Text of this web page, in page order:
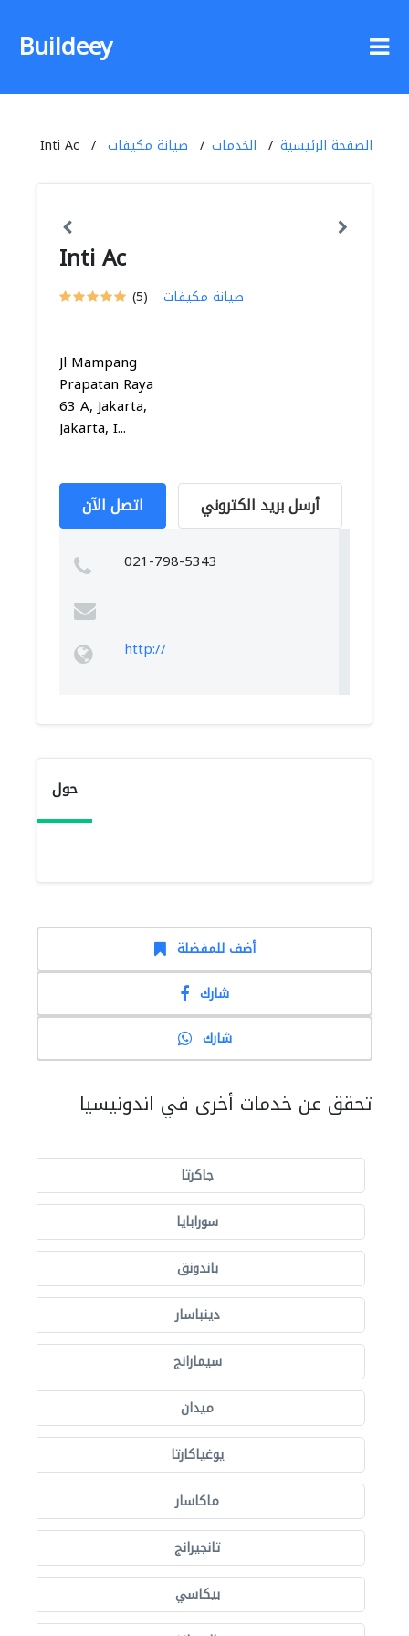
Buildeey
الصفحة الرئيسية الخدمات صيانة مكيفات Inti Ac
Inti Ac
(5) صيانة مكيفات
Jl Mampang
Prapatan Raya
63 A, Jakarta,
Jakarta, I...
اتصل الآن أرسل بريد الكتروني
021-798-5343
http://
حول
أضف للمفضلة
شارك
شارك
تحقق عن خدمات أخرى في اندونيسيا
جاكرتا
سورابايا
باندونق
دينباسار
سيمارانج
ميدان
يوغياكارتا
ماكاسار
تانجيرانج
بيكاسي